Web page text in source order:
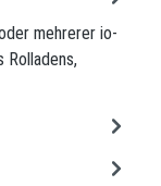
mehrerer io-
Rolladens,